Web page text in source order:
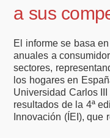
a sus
El informe se basa
anuales a
sectores,
los hogares en
Universidad Carlos
resultados de la 4ª
Innovación (ÍEI),